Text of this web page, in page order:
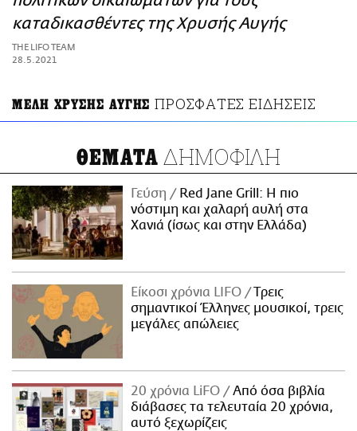
ΑΜΠΑ
PRINT
καταδικασθέντες της Χρυσής Αυγής
THE LIFO TEAM
28.5.2021
ΜΕΛΗ ΧΡΥΣΗΣ ΑΥΓΗΣ ΠΡΟΣΦΑΤΕΣ ΕΙΔΗΣΕΙΣ
ΘΕΜΑΤΑ ΔΗΜΟΦΙΛΗ
Γεύση
Red Jane Grill: Η πιο
νόστιμη και χαλαρή αυλή στα
Χανιά (ίσως και στην Ελλάδα)
Είκοσι χρόνια LIFO
Tρεις
σημαντικοί Έλληνες μουσικοί, τρεις
μεγάλες απώλειες
20 χρόνια LiFO
Από όσα βιβλία
διάβασες τα τελευταία 20 χρόνια,
αυτό ξεχωρίζεις